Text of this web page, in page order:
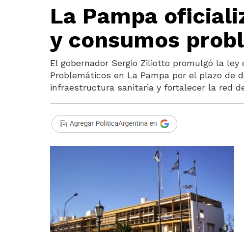
La Pampa
y consumos
El gobernador Sergio Ziliotto promulgó la
Problemáticos en La Pampa por el plazo de
infraestructura sanitaria y fortalecer la red